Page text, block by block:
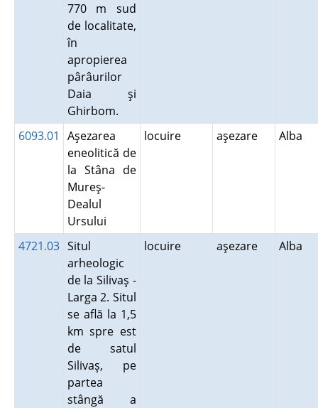
770 m sud
de localitate,
în
apropierea
pârâurilor
Daia şi
Ghirbom.
6093.01
Aşezarea
eneolitică de
la Stâna de
Mureş-
Dealul
Ursului
locuire aşezare Alba
4721.03 Situl
arheologic
de la Silivaş -
Larga 2. Situl
se află la 1,5
km spre est
de satul
Silivaş, pe
partea
stângă a
locuire aşezare Alba